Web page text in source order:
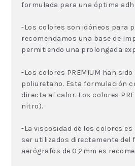
formulada para una óptima
-Los colores son idóneos para
recomendamos una base de
permitiendo una prolongada
-Los colores PREMIUM han
poliuretano. Esta formulación
directa al calor. Los colores
nitro).
-La viscosidad de los colores
ser utilizados directamente del
aerógrafos de 0,2mm es